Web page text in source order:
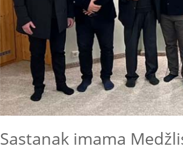
Sastanak imama